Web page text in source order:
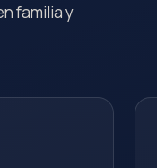
familia y